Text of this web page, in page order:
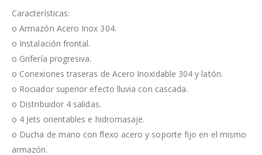
Características:
o Armazón Acero Inox 304.
o Instalación frontal.
o Grifería progresiva.
o Conexiones traseras de Acero Inoxidable 304 y latón.
o Rociador superior efecto lluvia con cascada.
o Distribuidor 4 salidas.
o 4 Jets orientables e hidromasaje.
o Ducha de mano con flexo acero y soporte fijo en el mismo
armazón.